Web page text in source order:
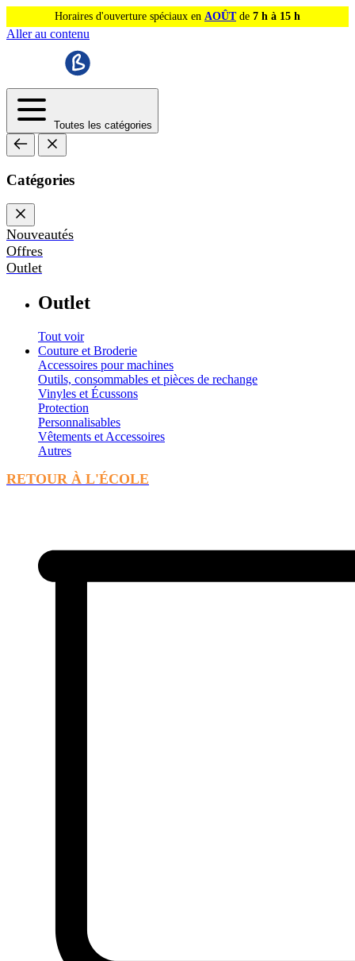
Horaires d'ouverture spéciaux en AOÛTde 7 h à 15 h
Aller au contenu
Toutes les catégories
Catégories
Nouveautés
Offres
Outlet
Outlet
Tout voir
Couture et Broderie
Accessoires pour machines
Outils, consommables et pièces de rechange
Vinyles et Écussons
Protection
Personnalisables
Vêtements et Accessoires
Autres
RETOUR À L'ÉCOLE